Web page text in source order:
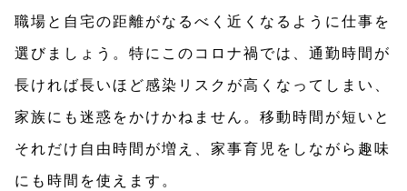
職場と自宅の距離がなるべく近くなるように仕事を
選びましょう。特にこのコロナ禍では、通勤時間が
長ければ長いほど感染リスクが高くなってしまい、
家族にも迷惑をかけかねません。移動時間が短いと
それだけ自由時間が増え、家事育児をしながら趣味
にも時間を使えます。